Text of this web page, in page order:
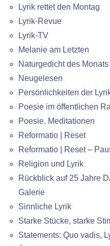
Lyrik rettet den Montag
Lyrik-Revue
Lyrik-TV
Melanie am Letzten
Naturgedicht des Monats
Neugelesen
Persönlichkeiten der
Poesie im öffentlichen
Poesie. Meditationen
Reformatio | Reset
Reformatio | Reset –
Religion und Lyrik
Rückblick auf 25 Jahre
Galerie
Sinnliche Lyrik
Starke Stücke, starke
Statements: Quo vadis,